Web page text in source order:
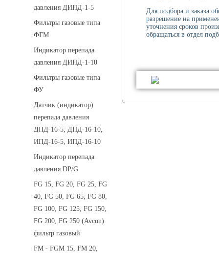
давления ДИПД-1-5
Фильтры газовые типа
ФГМ
Индикатор перепада
давления ДИПД-1-10
Фильтры газовые типа
ФУ
Датчик (индикатор)
перепада давления
ДПД-16-5, ДПД-16-10,
ИПД-16-5, ИПД-16-10
Индикатор перепада
давления DP/G
FG 15, FG 20, FG 25, FG
40, FG 50, FG 65, FG 80,
FG 100, FG 125, FG 150,
FG 200, FG 250 (Avcon)
фильтр газовый
FM - FGM 15, FM 20,
Для подбора и заказа
разрешение на
уточнения сроков
обращаться в отдел